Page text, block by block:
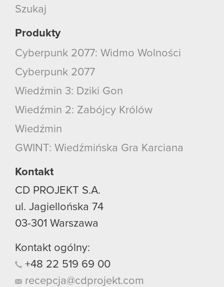
Szukaj
Produkty
Cyberpunk 2077: Widmo Wolności
Cyberpunk 2077
Wiedźmin 3: Dziki Gon
Wiedźmin 2: Zabójcy Królów
Wiedźmin
GWINT: Wiedźmińska Gra Karciana
Kontakt
CD PROJEKT S.A.
ul. Jagiellońska 74
03-301 Warszawa
Kontakt ogólny:
+48 22 519 69 00
recepcja@cdprojekt.com